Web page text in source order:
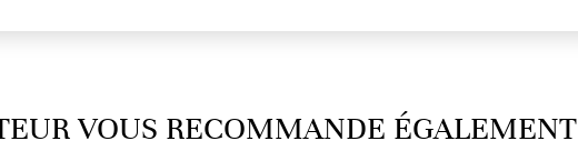
VOUS RECOMMANDE ÉGALEMENT